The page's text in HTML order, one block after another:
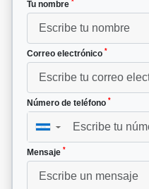
Tu nombre *
Correo electrónico *
Número de teléfono *
▼
Mensaje *